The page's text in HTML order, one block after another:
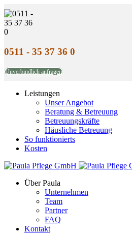
0511 - 35 37 36 0
Unverbindlich anfragen
Leistungen
Unser Angebot
Beratung & Betreuung
Betreuungskräfte
Häusliche Betreuung
So funktionierts
Kosten
Über Paula
Unternehmen
Team
Partner
FAQ
Kontakt